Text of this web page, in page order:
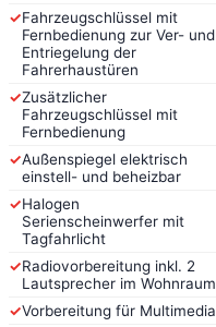
✓Fahrzeugschlüssel mit
Fernbedienung zur Ver- und
Entriegelung der
Fahrerhaustüren
✓Zusätzlicher
Fahrzeugschlüssel mit
Fernbedienung
✓Außenspiegel elektrisch
einstell- und beheizbar
✓Halogen
Serienscheinwerfer mit
Tagfahrlicht
✓Radiovorbereitung inkl. 2
Lautsprecher im Wohnraum
✓Vorbereitung für Multimedia